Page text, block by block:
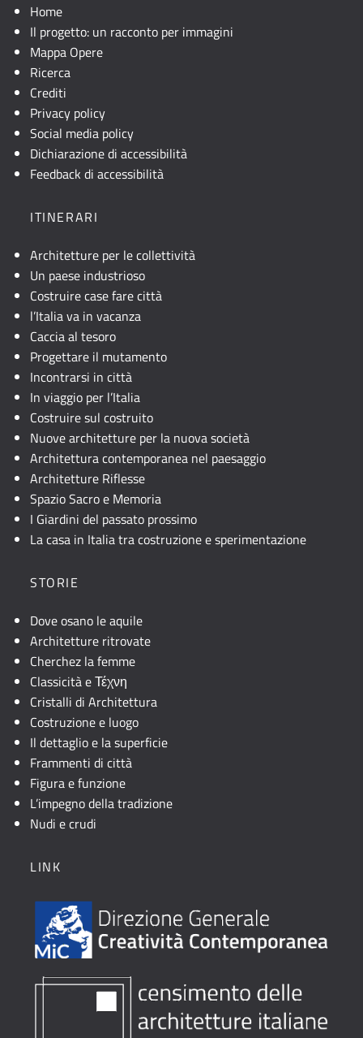
Home
Il progetto: un racconto per immagini
Mappa Opere
Ricerca
Crediti
Privacy policy
Social media policy
Dichiarazione di accessibilità
Feedback di accessibilità
ITINERARI
Architetture per le collettività
Un paese industrioso
Costruire case fare città
l’Italia va in vacanza
Caccia al tesoro
Progettare il mutamento
Incontrarsi in città
In viaggio per l’Italia
Costruire sul costruito
Nuove architetture per la nuova società
Architettura contemporanea nel paesaggio
Architetture Riflesse
Spazio Sacro e Memoria
I Giardini del passato prossimo
La casa in Italia tra costruzione e sperimentazione
STORIE
Dove osano le aquile
Architetture ritrovate
Cherchez la femme
Classicità e Τέχνη
Cristalli di Architettura
Costruzione e luogo
Il dettaglio e la superficie
Frammenti di città
Figura e funzione
L’impegno della tradizione
Nudi e crudi
LINK